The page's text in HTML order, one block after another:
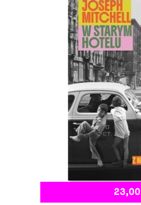
23,00